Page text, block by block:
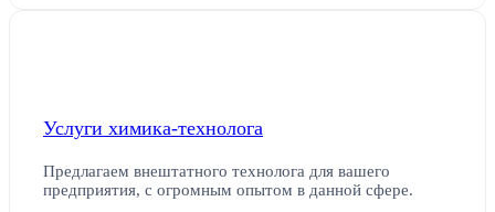
Услуги химика-технолога
Предлагаем внештатного технолога для вашего
предприятия, с огромным опытом в данной сфере.